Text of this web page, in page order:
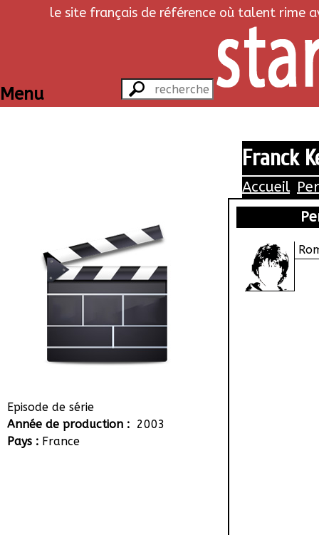
le site français de référence où talent rime
Menu
Episode de série
Année de production : 2003
Pays : France
Franck
Accueil